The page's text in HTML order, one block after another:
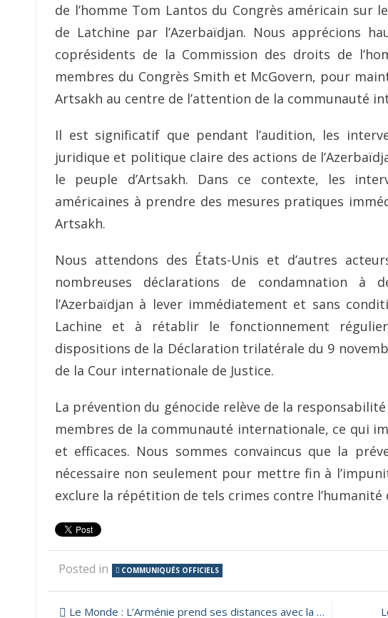
de l’homme Tom Lantos du Congrès américain sur
de Latchine par l’Azerbaïdjan. Nous apprécions
coprésidents de la Commission des droits de
membres du Congrès Smith et McGovern, pour
Artsakh au centre de l’attention de la communauté
Il est significatif que pendant l’audition, les
juridique et politique claire des actions de
le peuple d’Artsakh. Dans ce contexte, les
américaines à prendre des mesures pratiques
Artsakh.
Nous attendons des États-Unis et d’autres
nombreuses déclarations de condamnation à
l’Azerbaïdjan à lever immédiatement et sans
Lachine et à rétablir le fonctionnement
dispositions de la Déclaration trilatérale du 9
de la Cour internationale de Justice.
La prévention du génocide relève de la
membres de la communauté internationale, ce qui
et efficaces. Nous sommes convaincus que la
nécessaire non seulement pour mettre fin à
exclure la répétition de tels crimes contre l’humanité
Posted in COMMUNIQUÉS OFFICIELS
Le Monde : L’Arménie prend ses distances avec la Russie, alliée jugée défaillante